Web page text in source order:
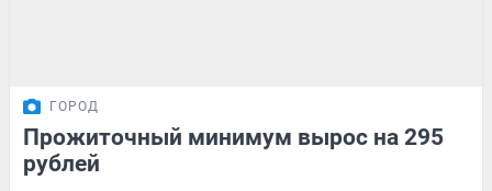
ГОРОД
Прожиточный минимум вырос на 295
рублей